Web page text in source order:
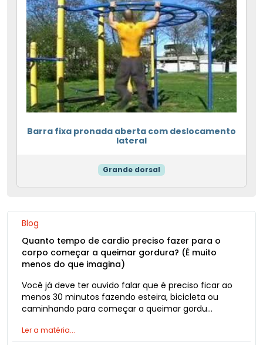
Barra fixa pronada aberta com deslocamento
lateral
Grande dorsal
Blog
Quanto tempo de cardio preciso fazer para o
corpo começar a queimar gordura? (É muito
menos do que imagina)
Você já deve ter ouvido falar que é preciso ficar ao
menos 30 minutos fazendo esteira, bicicleta ou
caminhando para começar a queimar gordu…
Ler a matéria...